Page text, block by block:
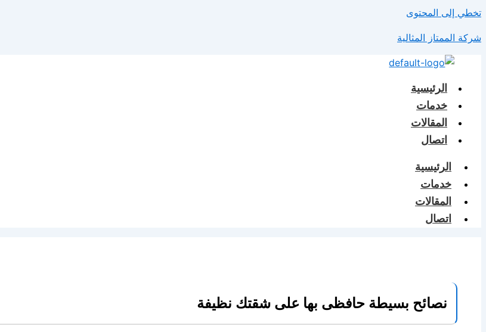
تخطي إلى المحتوى
شركة الممتاز المثالية
الرئيسية
خدمات
المقالات
اتصال
الرئيسية
خدمات
المقالات
اتصال
نصائح بسيطة حافظى بها على شقتك نظيفة